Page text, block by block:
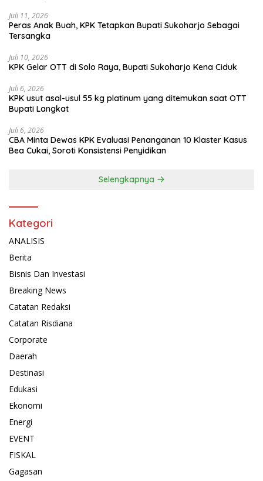
Juli 11, 2026
Peras Anak Buah, KPK Tetapkan Bupati Sukoharjo Sebagai
Tersangka
Juli 10, 2026
KPK Gelar OTT di Solo Raya, Bupati Sukoharjo Kena Ciduk
Juli 6, 2026
KPK usut asal-usul 55 kg platinum yang ditemukan saat OTT
Bupati Langkat
Juli 6, 2026
CBA Minta Dewas KPK Evaluasi Penanganan 10 Klaster Kasus
Bea Cukai, Soroti Konsistensi Penyidikan
Selengkapnya
Kategori
ANALISIS
Berita
Bisnis Dan Investasi
Breaking News
Catatan Redaksi
Catatan Risdiana
Corporate
Daerah
Destinasi
Edukasi
Ekonomi
Energi
EVENT
FISKAL
Gagasan